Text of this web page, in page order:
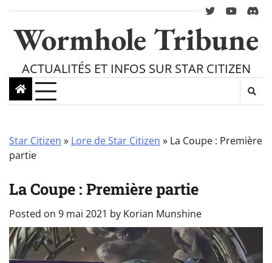
content
twitteryoutube
Wormhole Tribune
ACTUALITÉS ET INFOS SUR STAR CITIZEN
Star Citizen » Lore de Star Citizen » La Coupe : Première
partie
La Coupe : Première partie
Posted on 9 mai 2021 by Korian Munshine